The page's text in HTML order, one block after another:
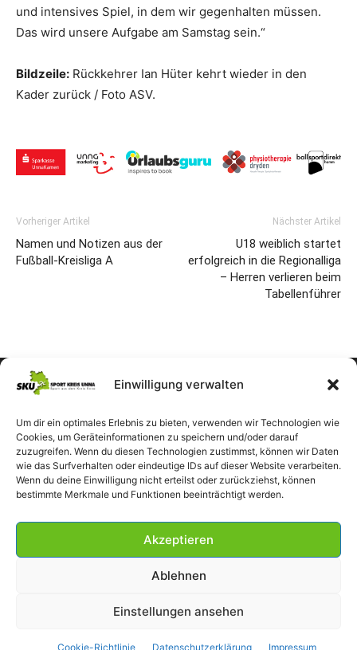
Einwilligung verwalten
Um dir ein optimales Erlebnis zu bieten, verwenden wir Technologien wie
Cookies, um Geräteinformationen zu speichern und/oder darauf
zuzugreifen. Wenn du diesen Technologien zustimmst, können wir Daten
wie das Surfverhalten oder eindeutige IDs auf dieser Website verarbeiten.
Wenn du deine Einwilligung nicht erteilst oder zurückziehst, können
bestimmte Merkmale und Funktionen beeinträchtigt werden.
Akzeptieren
Ablehnen
Einstellungen ansehen
Cookie-Richtlinie Datenschutzerklärung Impressum
und intensives Spiel, in dem wir gegenhalten müssen.
Das wird unsere Aufgabe am Samstag sein.“
Bildzeile: Rückkehrer Ian Hüter kehrt wieder in den
Kader zurück / Foto ASV.
Vorheriger Artikel
Namen und Notizen aus der
Fußball-Kreisliga A
Nächster Artikel
U18 weiblich startet
erfolgreich in die Regionalliga
– Herren verlieren beim
Tabellenführer
Datenschutzerklärung